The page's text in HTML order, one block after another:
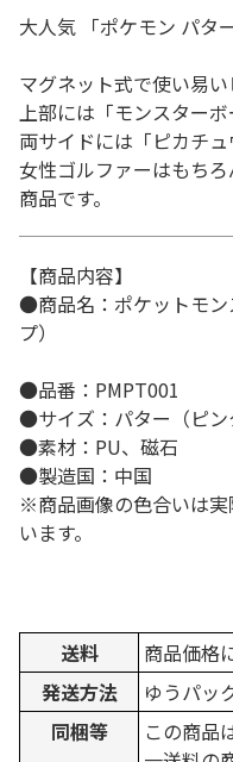
大人気 「ポケモン パタ
マグネット式で使い易
上部には「モンスターボ
両サイドには「ピカチ
女性ゴルファーはもち
商品です。
【商品内容】
●商品名：ポケットモ
プ）
●品番：PMPT001
●サイズ：パター（ピン
●素材：PU、磁石
●製造国：中国
※商品画像の色合いは
います。
送料
商品価格
発送方法
ゆうパッ
同梱等
この商品